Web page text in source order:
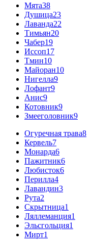
Мята38
Душица23
Лаванда22
Тимьян20
Чабер19
Иссоп17
Тмин10
Майоран10
Нигелла9
Лофант9
Анис9
Котовник9
Змееголовник9
Огуречная трава8
Кервель7
Монарда6
Пажитник6
Любисток6
Перилла4
Лавандин3
Рута2
Скрытница1
Ляллеманция1
Эльсгольция1
Мирт1